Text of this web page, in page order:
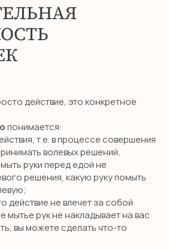
действие, это конкретное
понимается:
т.е. в процессе совершения
волевых решений,
руки перед едой не
решения, какую руку помыть
действие не влечет за собой
мытье рук не накладывает на вас
вы можете сделать что-то